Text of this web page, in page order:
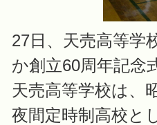
27日、天売高等学
か創立60周年記念
天売高等学校は、
夜間定時制高校と